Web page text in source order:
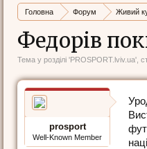
Головна Форум Живий
Федорів
Тема у розділі 'PROSPORT.lviv.ua',
prosport
Well-Known Member